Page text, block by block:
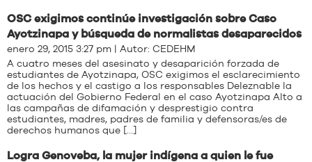
OSC exigimos continúe investigación sobre Caso
Ayotzinapa y búsqueda de normalistas desaparecidos
enero 29, 2015 3:27 pm | Autor: CEDEHM
A cuatro meses del asesinato y desaparición forzada de
estudiantes de Ayotzinapa, OSC exigimos el esclarecimiento
de los hechos y el castigo a los responsables Deleznable la
actuación del Gobierno Federal en el caso Ayotzinapa Alto a
las campañas de difamación y desprestigio contra
estudiantes, madres, padres de familia y defensoras/es de
derechos humanos que […]
Logra Genoveba, la mujer indígena a quien le fue